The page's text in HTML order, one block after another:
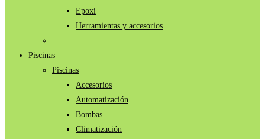
Epoxi
Herramientas y accesorios
Piscinas
Piscinas
Accesorios
Automatización
Bombas
Climatización